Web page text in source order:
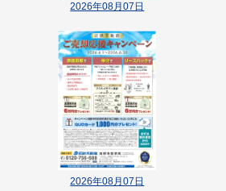
2026年08月07日
2026年08月07日